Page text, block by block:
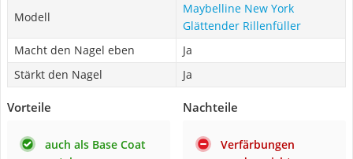
Modell
Maybelline New York
Glättender Rillenfüller
Macht den Nagel eben
Ja
Stärkt den Nagel
Ja
Vorteile
auch als Base Coat
Nachteile
Verfärbungen